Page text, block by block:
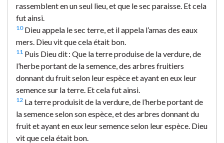
rassemblent en un seul lieu, et que le sec paraisse. Et cela
fut ainsi.
10Dieu appela le sec terre, et il appela l’amas des eaux
mers. Dieu vit que cela était bon.
11 Puis Dieu dit : Que la terre produise de la verdure, de
l’herbe portant de la semence, des arbres fruitiers
donnant du fruit selon leur espèce et ayant en eux leur
semence sur la terre. Et cela fut ainsi.
12 La terre produisit de la verdure, de l’herbe portant de
la semence selon son espèce, et des arbres donnant du
fruit et ayant en eux leur semence selon leur espèce. Dieu
vit que cela était bon.